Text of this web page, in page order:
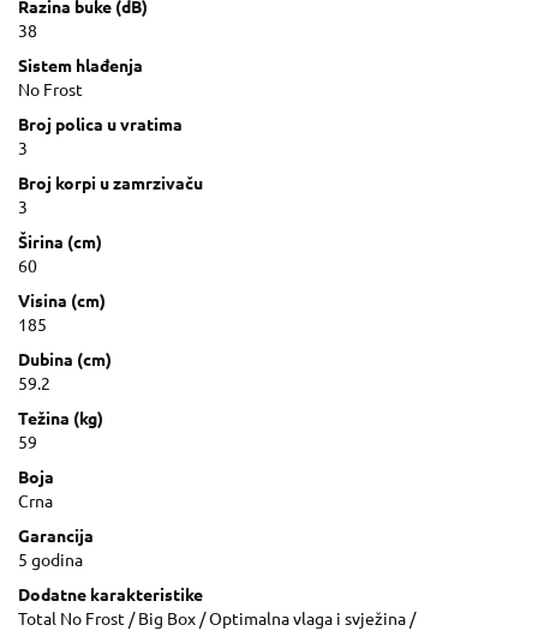
Razina buke (dB)
38
Sistem hlađenja
No Frost
Broj polica u vratima
3
Broj korpi u zamrzivaču
3
Širina (cm)
60
Visina (cm)
185
Dubina (cm)
59.2
Težina (kg)
59
Boja
Crna
Garancija
5 godina
Dodatne karakteristike
Total No Frost / Big Box / Optimalna vlaga i svježina /